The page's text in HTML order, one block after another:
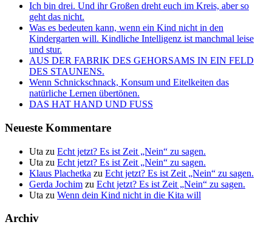
Ich bin drei. Und ihr Großen dreht euch im Kreis, aber so
geht das nicht.
Was es bedeuten kann, wenn ein Kind nicht in den
Kindergarten will. Kindliche Intelligenz ist manchmal leise
und stur.
AUS DER FABRIK DES GEHORSAMS IN EIN FELD
DES STAUNENS.
Wenn Schnickschnack, Konsum und Eitelkeiten das
natürliche Lernen übertönen.
DAS HAT HAND UND FUSS
Neueste Kommentare
Uta zu Echt jetzt? Es ist Zeit „Nein“ zu sagen.
Uta zu Echt jetzt? Es ist Zeit „Nein“ zu sagen.
Klaus Plachetka zu Echt jetzt? Es ist Zeit „Nein“ zu sagen.
Gerda Jochim zu Echt jetzt? Es ist Zeit „Nein“ zu sagen.
Uta zu Wenn dein Kind nicht in die Kita will
Archiv